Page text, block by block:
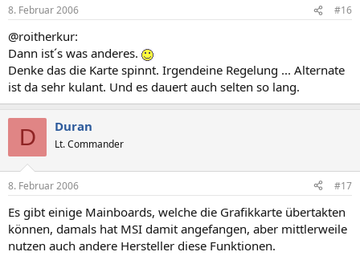
8. Februar 2006 #16
@roitherkur:
Dann ist´s was anderes.
Denke das die Karte spinnt. Irgendeine Regelung ... Alternate
ist da sehr kulant. Und es dauert auch selten so lang.
D Duran
Lt. Commander
8. Februar 2006 #17
Es gibt einige Mainboards, welche die Grafikkarte übertakten
können, damals hat MSI damit angefangen, aber mittlerweile
nutzen auch andere Hersteller diese Funktionen.